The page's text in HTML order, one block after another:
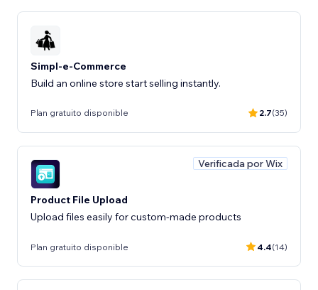
Simpl-e-Commerce
Build an online store start selling instantly.
Plan gratuito disponible 2.7(35)
Verificada por Wix
Product File Upload
Upload files easily for custom-made products
Plan gratuito disponible 4.4(14)